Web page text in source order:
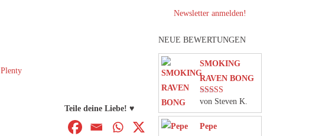
Plenty
Teile deine Liebe! ♥
Newsletter anmelden!
NEUE BEWERTUNGEN
SMOKING
RAVEN BONG
Bewertet mit
5von 5
von Steven K.
Pepe